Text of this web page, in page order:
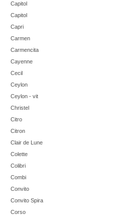
Capitol
Capitol
Capri
Carmen
Carmencita
Cayenne
Cecil
Ceylon
Ceylon - vit
Christel
Citro
Citron
Clair de Lune
Colette
Colibri
Combi
Convito
Convito Spira
Corso